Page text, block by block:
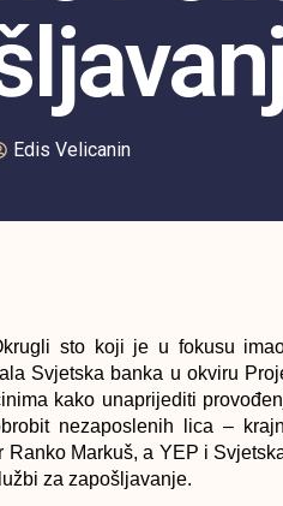
Edis Velicanin
sto koji je u fokusu
Svjetska banka u okviru
kako unaprijediti
nezaposlenih lica –
Markuš, a YEP i
za zapošljavanje.